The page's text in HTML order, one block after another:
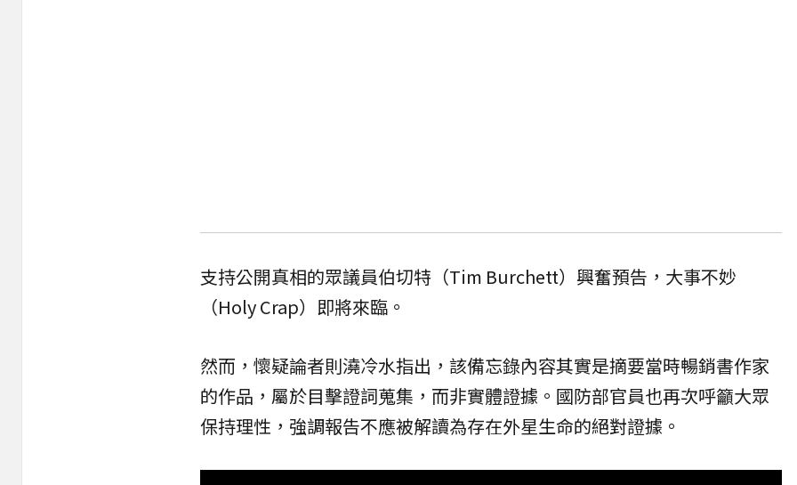
支持公開真相的眾議員伯切特（Tim Burchett）興奮預告，大事不妙
（Holy Crap）即將來臨。
然而，懷疑論者則澆冷水指出，該備忘錄內容其實是摘要當時暢銷書作家
的作品，屬於目擊證詞蒐集，而非實體證據。國防部官員也再次呼籲大眾
保持理性，強調報告不應被解讀為存在外星生命的絕對證據。